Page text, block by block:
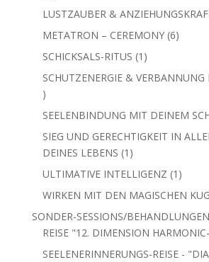
Produkt
LUSTZAUBER &
METATRON – CEREMONY 66
SCHICKSALS-RITUS 1 1
Produkt
SCHUTZENERGIE &
1
Produkt
SEELENBINDUNG MIT DEINEM
SIEG UND GERECHTIGKEIT IN
DEINES LEBENS 1 1
Produkt
ULTIMATIVE INTELLIGENZ 1 1
WIRKEN MIT DEN MAGISCHEN
SONDER-SESSIONS/BEHANDLUNGEN
REISE "12. DIMENSION
SEELENERINNERUNGS-REISE -